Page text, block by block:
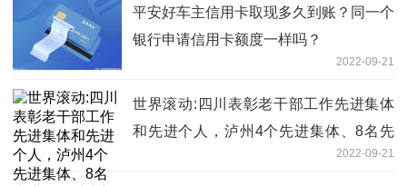
平安好车主信用卡取现多久到账？同一个
银行申请信用卡额度一样吗？
2022-09-21
世界滚动:四川表彰老干部工作先进集体
和先进个人，泸州4个先进集体、8名先
2022-09-21